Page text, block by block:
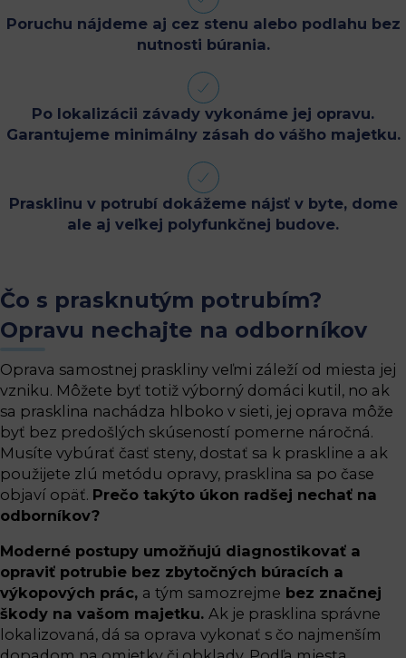
Poruchu nájdeme aj cez stenu alebo podlahu bez
nutnosti búrania.
Po lokalizácii závady vykonáme jej opravu.
Garantujeme minimálny zásah do vášho majetku.
Prasklinu v potrubí dokážeme nájsť v byte, dome
ale aj veľkej polyfunkčnej budove.
Čo s prasknutým potrubím?
Opravu nechajte na odborníkov
Oprava samostnej praskliny veľmi záleží od miesta jej
vzniku. Môžete byť totiž výborný domáci kutil, no ak
sa prasklina nachádza hlboko v sieti, jej oprava môže
byť bez predošlých skúseností pomerne náročná.
Musíte vybúrať časť steny, dostať sa k praskline a ak
použijete zlú metódu opravy, prasklina sa po čase
objaví opäť. Prečo takýto úkon radšej nechať na
odborníkov?
Moderné postupy umožňujú diagnostikovať a
opraviť potrubie bez zbytočných búracích a
výkopových prác, a tým samozrejme bez značnej
škody na vašom majetku. Ak je prasklina správne
lokalizovaná, dá sa oprava vykonať s čo najmenším